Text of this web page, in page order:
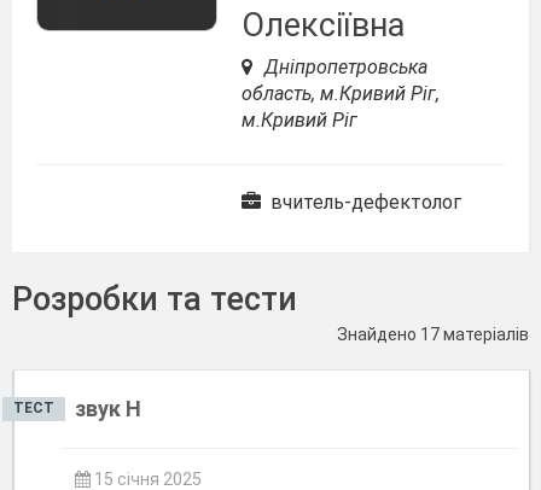
Олексіївна
Дніпропетровська
область, м.Кривий Ріг,
м.Кривий Ріг
вчитель-дефектолог
Розробки та тести
Знайдено 17 матеріалів
ТЕСТ звук Н
15 січня 2025